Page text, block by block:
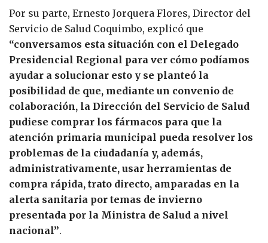
Por su parte, Ernesto Jorquera Flores, Director del
Servicio de Salud Coquimbo, explicó que
“conversamos esta situación con el Delegado
Presidencial Regional para ver cómo podíamos
ayudar a solucionar esto y se planteó la
posibilidad de que, mediante un convenio de
colaboración, la Dirección del Servicio de Salud
pudiese comprar los fármacos para que la
atención primaria municipal pueda resolver los
problemas de la ciudadanía y, además,
administrativamente, usar herramientas de
compra rápida, trato directo, amparadas en la
alerta sanitaria por temas de invierno
presentada por la Ministra de Salud a nivel
nacional”.